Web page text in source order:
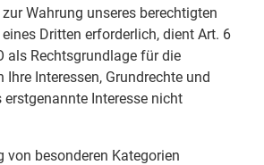
Wahrung unseres berechtigten
Dritten erforderlich, dient Art. 6
als Rechtsgrundlage für die
Ihre Interessen, Grundrechte und
Interesse nicht
von besonderen Kategorien